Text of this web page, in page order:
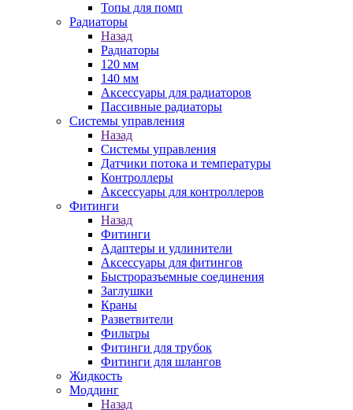
Топы для помп
Радиаторы
Назад
Радиаторы
120 мм
140 мм
Аксессуары для радиаторов
Пассивные радиаторы
Системы управления
Назад
Системы управления
Датчики потока и температуры
Контроллеры
Аксессуары для контроллеров
Фитинги
Назад
Фитинги
Адаптеры и удлинители
Аксессуары для фитингов
Быстроразъемные соединения
Заглушки
Краны
Разветвители
Фильтры
Фитинги для трубок
Фитинги для шлангов
Жидкость
Моддинг
Назад